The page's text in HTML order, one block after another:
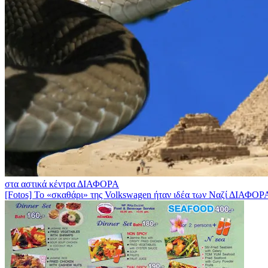
στα αστικά κέντρα ΔΙΑΦΟΡΑ
[Fotos] To «σκαθάρι» της Volkswagen ήταν ιδέα των Ναζί